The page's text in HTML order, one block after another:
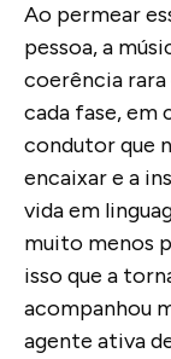
Ao permear
pessoa, a
coerência rara
cada fase, em
condutor que
encaixar e a
vida em
muito menos
isso que a
acompanhou
agente ativa